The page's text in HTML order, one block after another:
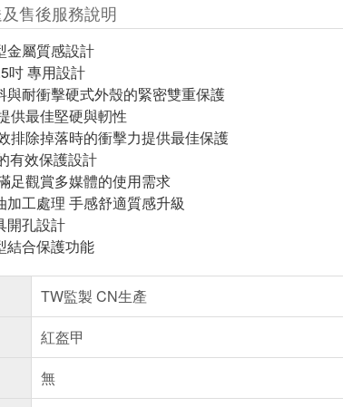
售後服務說明
金屬質感設計
吋 專用設計
與耐衝擊硬式外殼的緊密雙重保護
供最佳堅硬與軔性
排除掉落時的衝擊力提供最佳保護
有效保護設計
足觀賞多媒體的使用需求
工處理 手感舒適質感升級
開孔設計
結合保護功能
TW監製 CN生產
紅盔甲
無